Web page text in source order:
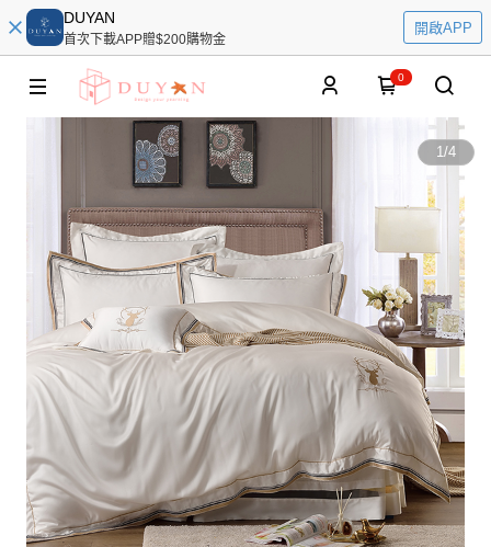
DUYAN
首次下載APP贈$200購物金
開啟APP
0
1/4